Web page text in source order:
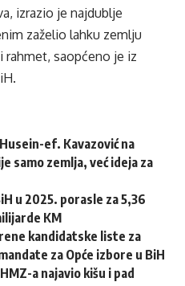
izrazio je najdublje
zaželio lahku zemlju
rahmet, saopćeno je iz
ef. Kavazović na
samo zemlja, već ideja za
u 2025. porasle za 5,36
KM
kandidatske liste za
za Opće izbore u BiH
a najavio kišu i pad